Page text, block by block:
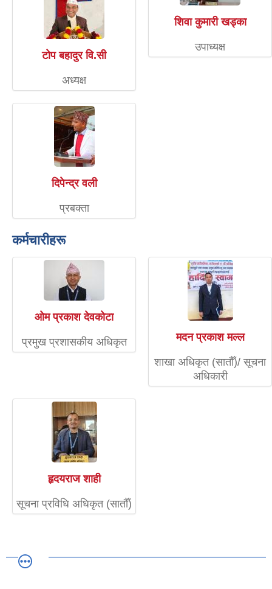
टोप बहादुर वि.सी
अध्यक्ष
शिवा कुमारी खड्का
उपाध्यक्ष
दिपेन्द्र वली
प्रबक्ता
कर्मचारीहरू
ओम प्रकाश देवकोटा
प्रमुख प्रशासकीय अधिकृत मदन प्रकाश मल्ल
शाखा अधिकृत (सातौँ)/ सूचना
अधिकारी
हृदयराज शाही
सूचना प्रविधि अधिकृत (सातौँ)